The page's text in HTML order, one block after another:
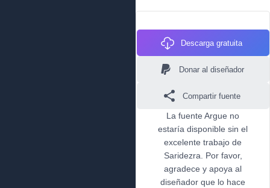
Descarga gratuita
Donar al diseñador
Compartir fuente
La fuente Argue no
estaría disponible sin el
excelente trabajo de
Saridezra. Por favor,
agradece y apoya al
diseñador que lo hace